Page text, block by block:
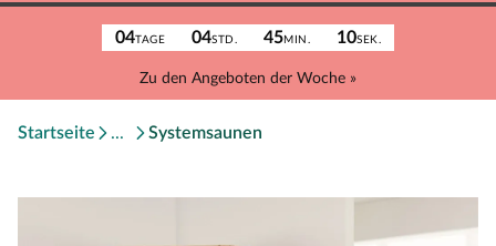
04TAGE 04STD. 45MIN. 10SEK.
Zu den Angeboten der Woche »
Startseite Systemsaunen